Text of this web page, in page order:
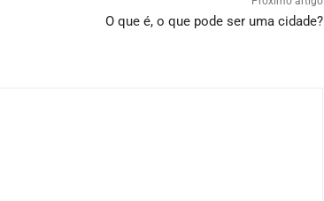
O que é, o que pode ser uma cidade?